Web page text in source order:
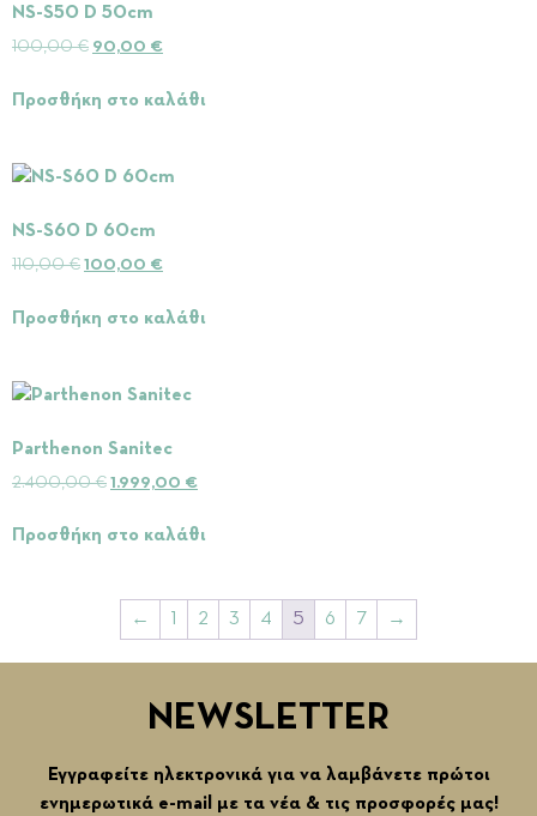
NS-S50 D 50cm
100,00€ 90,00 €
Προσθήκη στο καλάθι
NS-S60 D 60cm
110,00€ 100,00 €
Προσθήκη στο καλάθι
Parthenon Sanitec
2.400,00€ 1.999,00 €
Προσθήκη στο καλάθι
← 1 2 3 4 5 6 7 →
NEWSLETTER
Εγγραφείτε ηλεκτρονικά για να λαμβάνετε πρώτοι
ενημερωτικά e-mail με τα νέα & τις προσφορές μας!